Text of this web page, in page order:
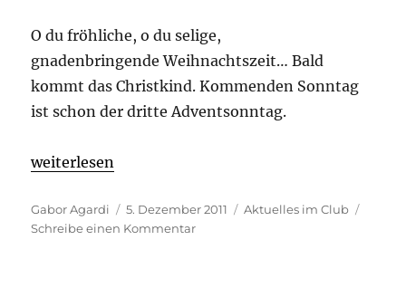
O du fröhliche, o du selige,
gnadenbringende Weihnachtszeit… Bald
kommt das Christkind. Kommenden Sonntag
ist schon der dritte Adventsonntag.
„Es duftet schon nach Tannenzapfen und Keksen“
weiterlesen
Autor
Gabor Agardi
Veröffentlicht
am
5. Dezember 2011 Kategorien
Aktuelles im Club
Schreibe einen Kommentarzu